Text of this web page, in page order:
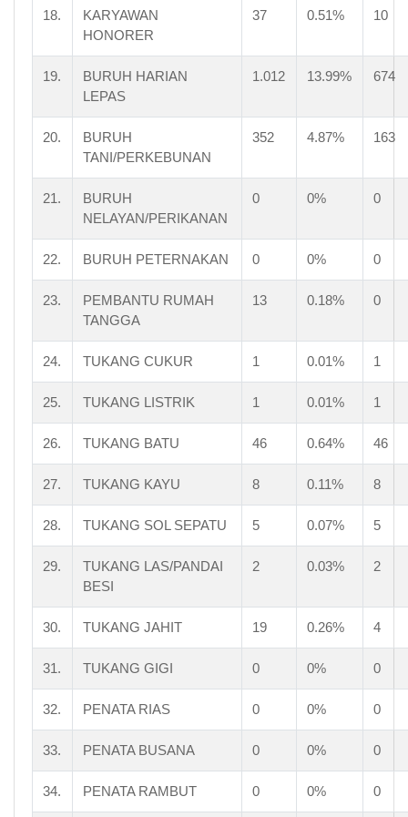
GURU
PENGACARA
ARSITEK
AKUNTAN
KONSULTAN
DOKTER
BIDAN
APOTEKER
PENYIAR TELEVISI
PELAUT
PENELITI
SOPIR
PIALANG
PEDAGANG
BIARAWATI
WIRASWASTA
LAINNYA
JUMLAH
BELUM MENGISI
18.
KARYAWAN
HONORER
37 0.51% 10
19.
BURUH HARIAN
LEPAS
1.012 13.99% 674
20.
BURUH
TANI/PERKEBUNAN
352 4.87% 163
21.
BURUH
NELAYAN/PERIKANAN
0 0% 0
22. BURUH PETERNAKAN 0 0% 0
23.
PEMBANTU RUMAH
TANGGA
13 0.18% 0
24. TUKANG CUKUR 1 0.01% 1
25. TUKANG LISTRIK 1 0.01% 1
26. TUKANG BATU 46 0.64% 46
27. TUKANG KAYU 8 0.11% 8
28. TUKANG SOL SEPATU 5 0.07% 5
29.
TUKANG LAS/PANDAI
BESI
2 0.03% 2
30. TUKANG JAHIT 19 0.26% 4
31. TUKANG GIGI 0 0% 0
32. PENATA RIAS 0 0% 0
33. PENATA BUSANA 0 0% 0
34. PENATA RAMBUT 0 0% 0